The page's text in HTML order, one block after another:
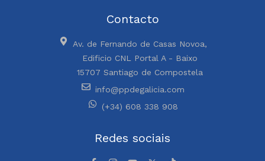
Contacto
Av. de Fernando de Casas Novoa,
Edificio CNL Portal A - Baixo
15707 Santiago de Compostela
info@ppdegalicia.com
(+34) 608 338 908
Redes sociais